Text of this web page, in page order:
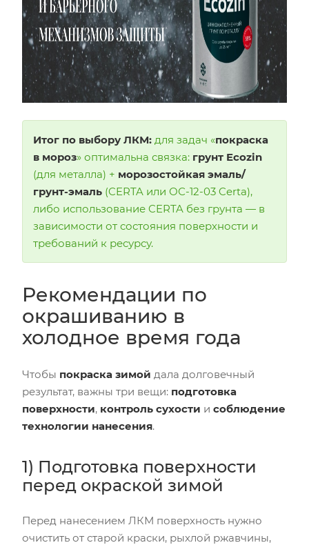
Итог по выбору ЛКМ: для задач «покраска
в мороз» оптимальна связка: грунт Ecozin
(для металла) + морозостойкая эмаль/
грунт-эмаль (CERTA или ОС-12-03 Certa),
либо использование CERTA без грунта — в
зависимости от состояния поверхности и
требований к ресурсу.
Рекомендации по
окрашиванию в
холодное время года
Чтобы покраска зимой дала долговечный
результат, важны три вещи: подготовка
поверхности, контроль сухости и соблюдение
технологии нанесения.
1) Подготовка поверхности
перед окраской зимой
Перед нанесением ЛКМ поверхность нужно
очистить от старой краски, рыхлой ржавчины,